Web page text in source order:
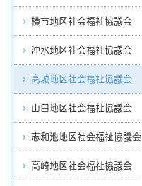
横市地区社会福祉協議会
沖水地区社会福祉協議会
高城地区社会福祉協議会
山田地区社会福祉協議会
志和池地区社会福祉協議会
高崎地区社会福祉協議会